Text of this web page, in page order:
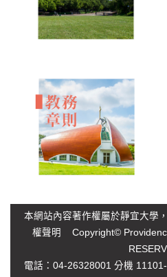
本網站內容著作權屬於靜宜大學
權聲明
Copyright©
電話：04-26328001 分機